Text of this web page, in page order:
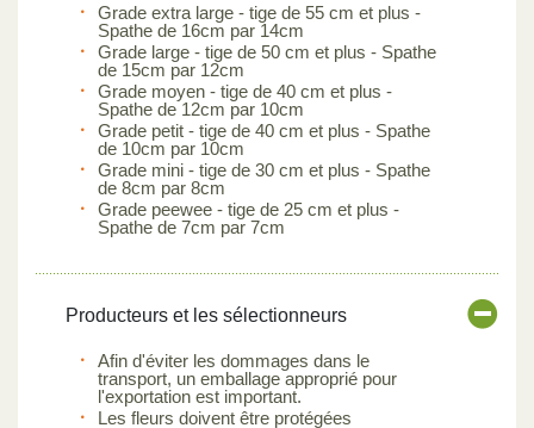
Grade extra large - tige de 55 cm et plus -
Spathe de 16cm par 14cm
Grade large - tige de 50 cm et plus - Spathe
de 15cm par 12cm
Grade moyen - tige de 40 cm et plus -
Spathe de 12cm par 10cm
Grade petit - tige de 40 cm et plus - Spathe
de 10cm par 10cm
Grade mini - tige de 30 cm et plus - Spathe
de 8cm par 8cm
Grade peewee - tige de 25 cm et plus -
Spathe de 7cm par 7cm
Producteurs et les sélectionneurs
Afin d'éviter les dommages dans le
transport, un emballage approprié pour
l'exportation est important.
Les fleurs doivent être protégées